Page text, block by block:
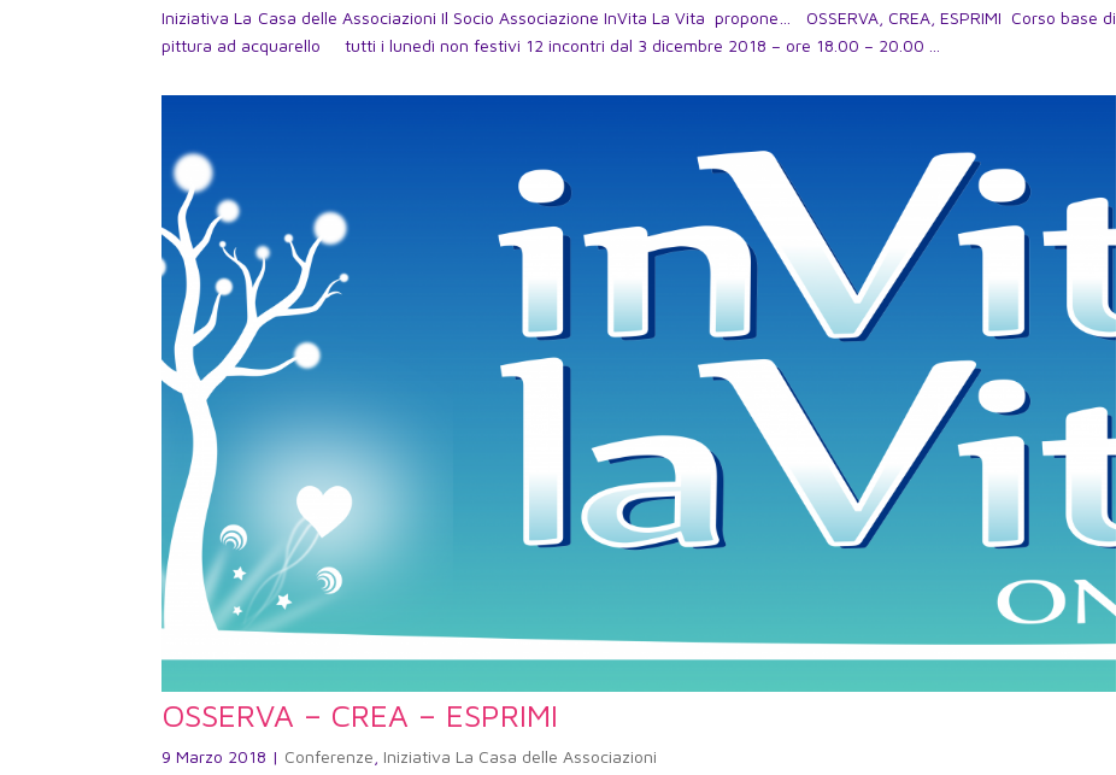
Iniziativa La Casa delle Associazioni Il Socio Associazione InVita La Vita propone… OSSERVA, CREA, ESPRIMI Corso base di
pittura ad acquarello tutti i lunedì non festivi 12 incontri dal 3 dicembre 2018 – ore 18.00 – 20.00 ...
OSSERVA – CREA – ESPRIMI
9 Marzo 2018 | Conferenze Iniziativa La Casa delle Associazioni